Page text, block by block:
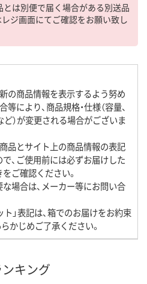
は別便で届く場合がある別送品
ジ画面にてご確認をお願い致し
の商品情報を表示するよう努め
により、商品規格・仕様（容量、
ど）が変更される場合がございま
品とサイト上の商品情報の表記
、ご使用前には必ずお届けした
ご確認ください。
場合は、メーカー等にお問い合
ト」表記は、箱でのお届けをお約束
かじめご了承ください。
キング